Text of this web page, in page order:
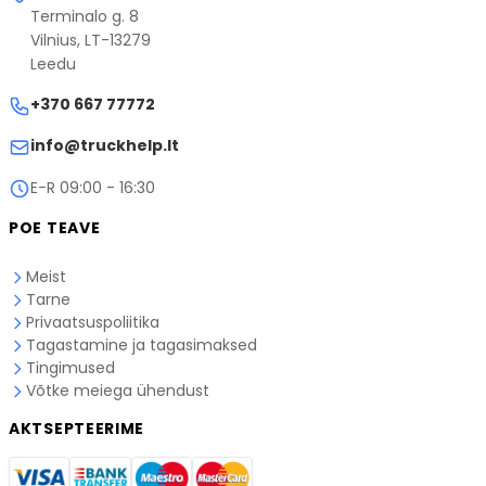
Tarneajad on hinnangulised ja võivad
kullerteenuse töökoormuse tõttu erineda.
vastava kullerteenuse veebilehel.
Kui teil on küsimusi tarne kohta, palun
Terminalo g. 8
Vilnius, LT-13279
Leedu
+370 667 77772
info@truckhelp.lt
E-R 09:00 - 16:30
POE TEAVE
Meist
Tarne
Privaatsuspoliitika
Tagastamine ja tagasimaksed
Tingimused
Võtke meiega ühendust
AKTSEPTEERIME